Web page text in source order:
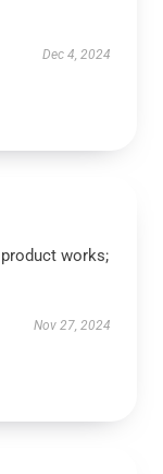
Dec 4, 2024
works;
Nov 27, 2024